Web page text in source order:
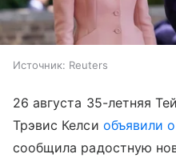
Источник: Reuters
26 августа 35-летняя
Трэвис Келси объявили
сообщила радостную